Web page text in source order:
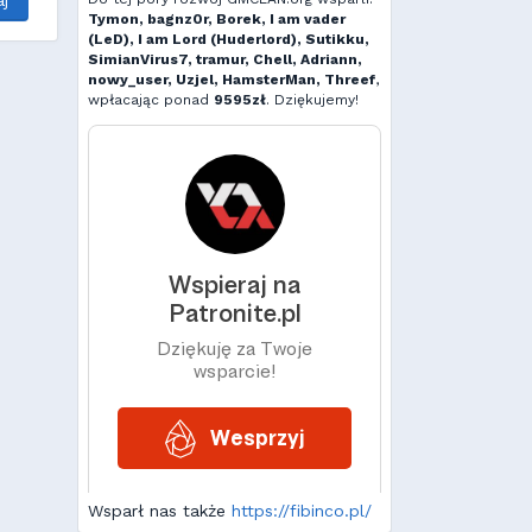
Tymon, bagnz0r, Borek, I am vader
(LeD), I am Lord (Huderlord), Sutikku,
SimianVirus7, tramur, Chell, Adriann,
nowy_user, Uzjel, HamsterMan, Threef,
wpłacając ponad 9595zł. Dziękujemy!
Wsparł nas także https://fibinco.pl/